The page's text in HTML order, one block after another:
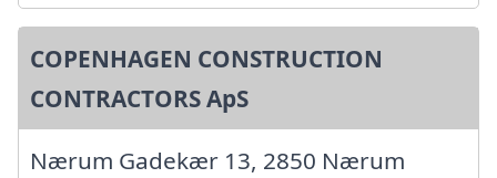
COPENHAGEN CONSTRUCTION
CONTRACTORS ApS
Nærum Gadekær 13, 2850 Nærum